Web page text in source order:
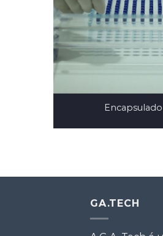
GA.TECH